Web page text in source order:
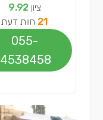
ציון 9.92
21 חוות דעת
055-
4538458